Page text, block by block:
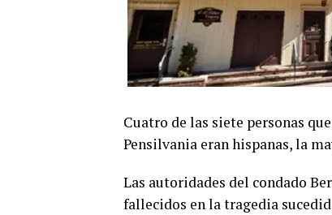
Cuatro de las siete personas
Pensilvania eran hispanas, la
Las autoridades del condado
fallecidos en la tragedia